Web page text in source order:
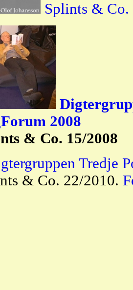
Splints & Co.
2008
& Co. 15/2008
Tredje
& Co. 22/2010.